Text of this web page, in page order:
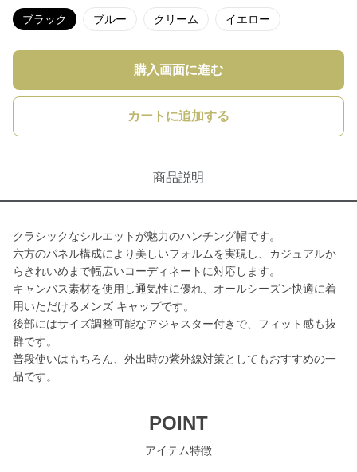
ブラック ブルー クリーム イエロー
購入画面に進む
カートに追加する
商品説明
クラシックなシルエットが魅力のハンチング帽です。
六方のパネル構成により美しいフォルムを実現し、カジュアルか
らきれいめまで幅広いコーディネートに対応します。
キャンバス素材を使用し通気性に優れ、オールシーズン快適に着
用いただけるメンズ キャップです。
後部にはサイズ調整可能なアジャスター付きで、フィット感も抜
群です。
普段使いはもちろん、外出時の紫外線対策としてもおすすめの一
品です。
POINT
アイテム特徴